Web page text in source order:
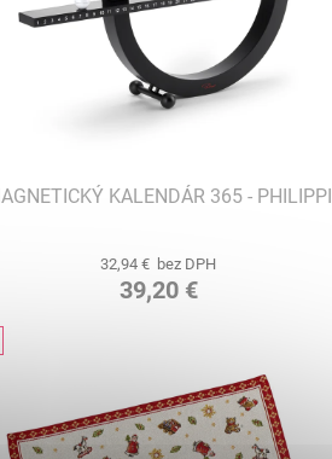
KALENDÁR 365 - PHILIPPI
32,94 € bez DPH
39,20 €